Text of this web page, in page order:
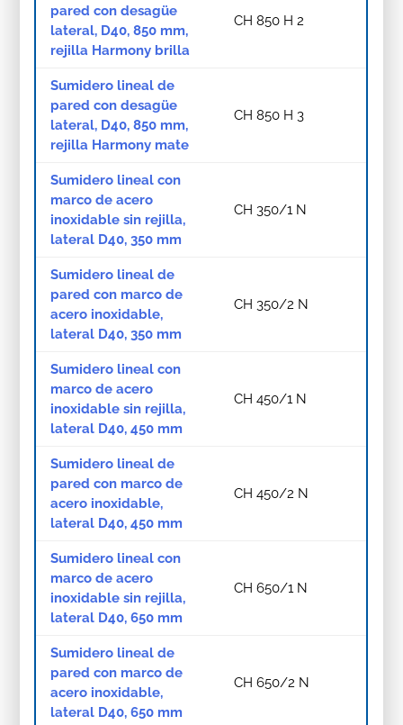
pared con desagüe
lateral, D40, 850 mm,
rejilla Harmony brilla
CH 850 H 2
Sumidero lineal de
pared con desagüe
lateral, D40, 850 mm,
rejilla Harmony mate
CH 850 H 3
Sumidero lineal con
marco de acero
inoxidable sin rejilla,
lateral D40, 350 mm
CH 350/1 N
Sumidero lineal de
pared con marco de
acero inoxidable,
lateral D40, 350 mm
CH 350/2 N
Sumidero lineal con
marco de acero
inoxidable sin rejilla,
lateral D40, 450 mm
CH 450/1 N
Sumidero lineal de
pared con marco de
acero inoxidable,
lateral D40, 450 mm
CH 450/2 N
Sumidero lineal con
marco de acero
inoxidable sin rejilla,
lateral D40, 650 mm
CH 650/1 N
Sumidero lineal de
pared con marco de
acero inoxidable,
lateral D40, 650 mm
CH 650/2 N